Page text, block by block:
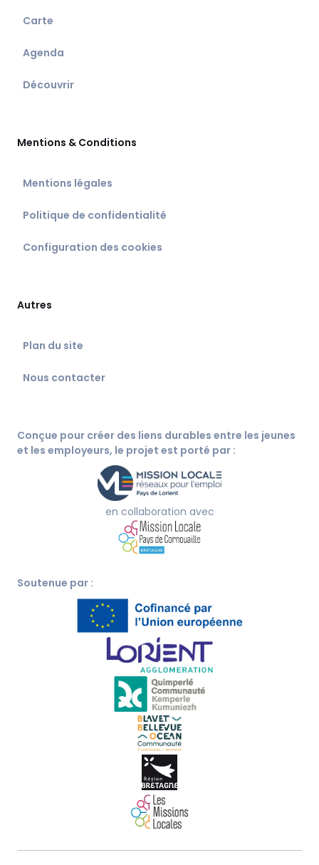
Carte
Agenda
Découvrir
Mentions & Conditions
Mentions légales
Politique de confidentialité
Configuration des cookies
Autres
Plan du site
Nous contacter
Conçue pour créer des liens durables entre les jeunes
et les employeurs, le projet est porté par :
en collaboration avec
Soutenue par :